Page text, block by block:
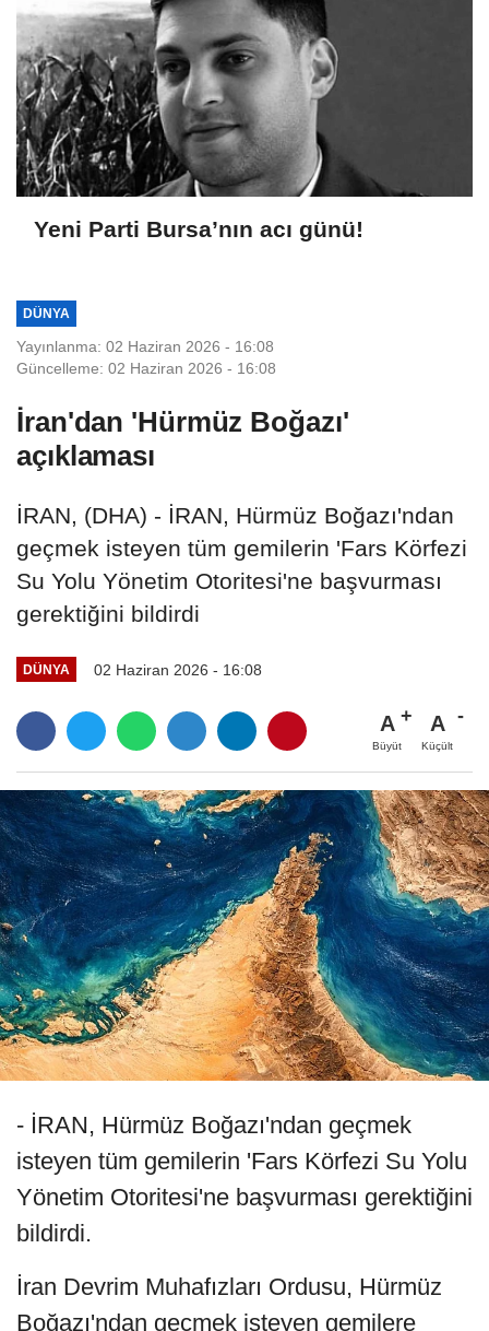
Yeni Parti Bursa’nın acı günü!
DÜNYA
Yayınlanma: 02 Haziran 2026 - 16:08
Güncelleme: 02 Haziran 2026 - 16:08
İran'dan 'Hürmüz Boğazı'
açıklaması
İRAN, (DHA) - İRAN, Hürmüz Boğazı'ndan
geçmek isteyen tüm gemilerin 'Fars Körfezi
Su Yolu Yönetim Otoritesi'ne başvurması
gerektiğini bildirdi
DÜNYA 02 Haziran 2026 - 16:08
A
Büyüt
A
Küçült
- İRAN, Hürmüz Boğazı'ndan geçmek
isteyen tüm gemilerin 'Fars Körfezi Su Yolu
Yönetim Otoritesi'ne başvurması gerektiğini
bildirdi.
İran Devrim Muhafızları Ordusu, Hürmüz
Boğazı'ndan geçmek isteyen gemilere